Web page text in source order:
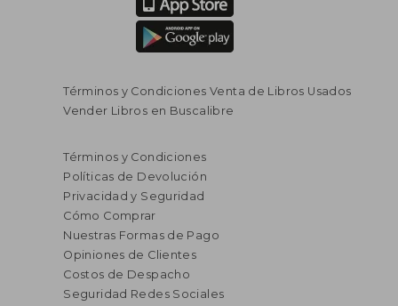
Términos y Condiciones Venta de Libros Usados
Vender Libros en Buscalibre
Términos y Condiciones
Políticas de Devolución
Privacidad y Seguridad
Cómo Comprar
Nuestras Formas de Pago
Opiniones de Clientes
Costos de Despacho
Seguridad Redes Sociales